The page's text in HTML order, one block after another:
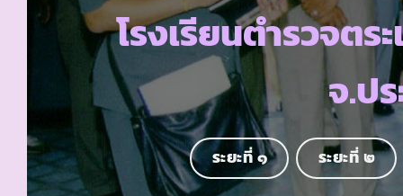
โรงเรียนตำรวจต
จ.ป
ระยะที่ ๑ ระยะที่ ๒